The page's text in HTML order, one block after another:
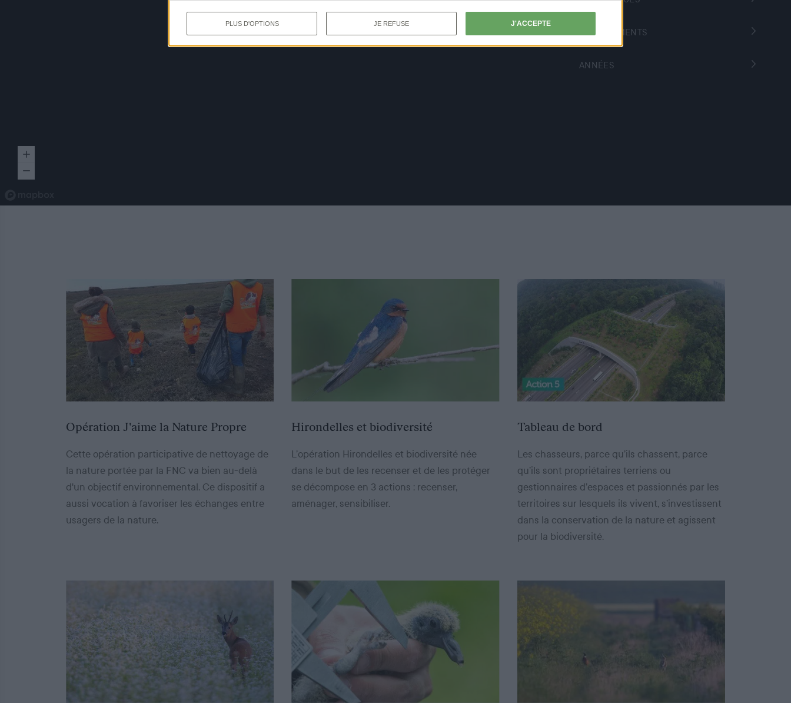
PLUS D'OPTIONS JE REFUSE J'ACCEPTE
DÉPARTEMENTS
ANNÉES
Opération J'aime la Nature Propre
Cette opération participative de nettoyage de
la nature portée par la FNC va bien au-delà
d'un objectif environnemental. Ce dispositif a
aussi vocation à favoriser les échanges entre
usagers de la nature.
Hirondelles et biodiversité
L’opération Hirondelles et biodiversité née
dans le but de les recenser et de les protéger
se décompose en 3 actions : recenser,
aménager, sensibiliser.
Tableau de bord
Les chasseurs, parce qu’ils chassent, parce
qu’ils sont propriétaires terriens ou
gestionnaires d’espaces et passionnés par les
territoires sur lesquels ils vivent, s’investissent
dans la conservation de la nature et agissent
pour la biodiversité.